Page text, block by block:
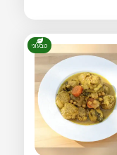
טבעוני